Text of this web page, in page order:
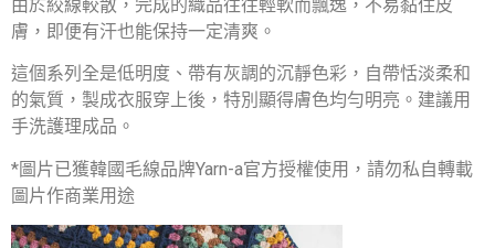
由於絞線較散，完成的織品往往輕軟而飄逸，不易黏住皮
膚，即便有汗也能保持一定清爽。
這個系列全是低明度、帶有灰調的沉靜色彩，自帶恬淡柔和
的氣質，製成衣服穿上後，特別顯得膚色均勻明亮。建議用
手洗護理成品。
*圖片已獲韓國毛線品牌Yarn-a官方授權使用，請勿私自轉載
圖片作商業用途